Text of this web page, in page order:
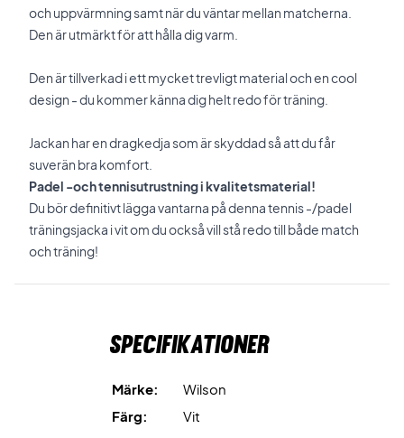
och uppvärmning samt när du väntar mellan matcherna.
Den är utmärkt för att hålla dig varm.
Den är tillverkad i ett mycket trevligt material och en cool
design - du kommer känna dig helt redo för träning.
Jackan har en dragkedja som är skyddad så att du får
suverän bra komfort.
Padel -och tennisutrustning i kvalitetsmaterial!
Du bör definitivt lägga vantarna på denna tennis -/padel
träningsjacka i vit om du också vill stå redo till både match
och träning!
Specifikationer
Märke:
Wilson
Färg:
Vit